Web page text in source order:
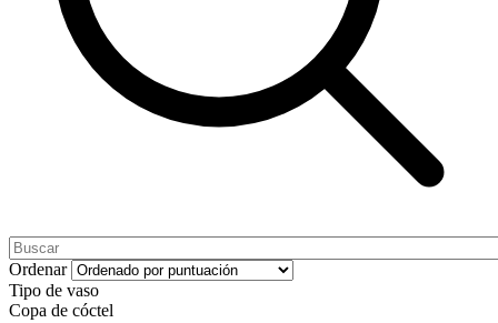
Ordenar
Tipo de vaso
Copa de cóctel